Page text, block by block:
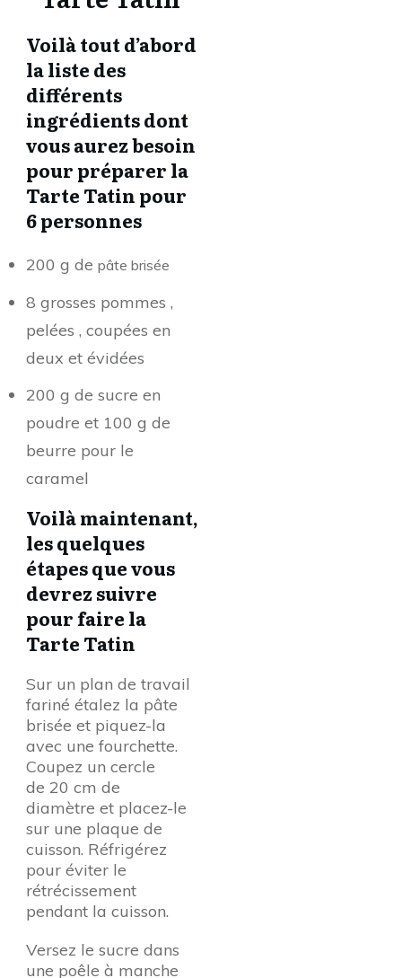
Voilà tout d’abord
la liste des
différents
ingrédients dont
vous aurez besoin
pour préparer la
Tarte Tatin pour
6 personnes
200 g de pâte brisée
8 grosses pommes ,
pelées , coupées en
deux et évidées
200 g de sucre en
poudre et 100 g de
beurre pour le
caramel
Voilà maintenant,
les quelques
étapes que vous
devrez suivre
pour faire la
Tarte Tatin
Sur un plan de travail
fariné étalez la pâte
brisée et piquez-la
avec une fourchette.
Coupez un cercle
de 20 cm de
diamètre et placez-le
sur une plaque de
cuisson. Réfrigérez
pour éviter le
rétrécissement
pendant la cuisson.
Versez le sucre dans
une poêle à manche